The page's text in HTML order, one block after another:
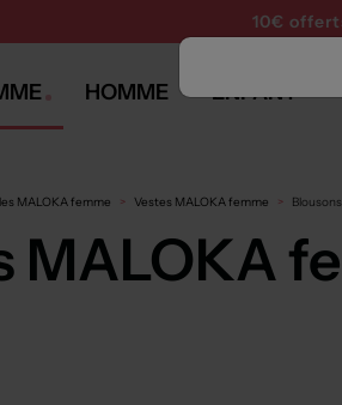
10€
HOMME ENFANT
MALOKA femme Vestes MALOKA femme
MALOKA